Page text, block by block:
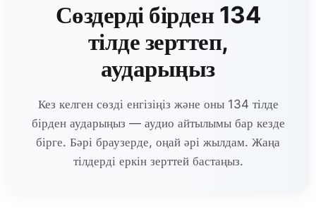
Сөздерді бірден 134
тілде зерттеп,
аударыңыз
Кез келген сөзді енгізіңіз және оны 134 тілде
бірден аударыңыз — аудио айтылымы бар кезде
бірге. Бәрі браузерде, оңай әрі жылдам. Жаңа
тілдерді еркін зерттей бастаңыз.